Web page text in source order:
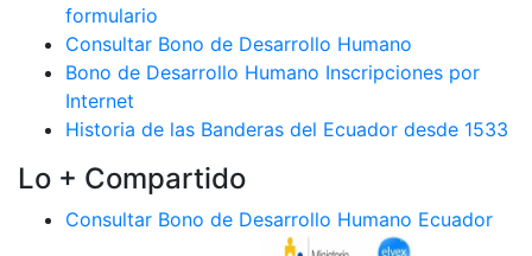
formulario
Consultar Bono de Desarrollo Humano
Bono de Desarrollo Humano Inscripciones por
Internet
Historia de las Banderas del Ecuador desde 1533
Lo + Compartido
Consultar Bono de Desarrollo Humano Ecuador